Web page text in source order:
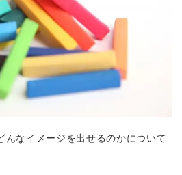
んなイメージを出せるのかについて